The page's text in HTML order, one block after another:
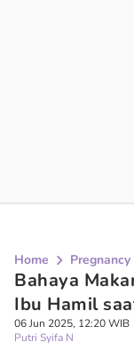
Home Pregnancy
Bahaya
Ibu Hamil
06 Jun 2025, 12:20 WIB
Putri Syifa N